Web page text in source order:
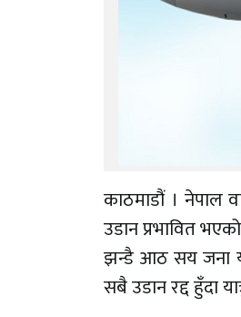
काठमाडौं । नेपाल
उडान प्रभावित
झन्डै आठ सय जना
सबै उडान रद्द हुँदा